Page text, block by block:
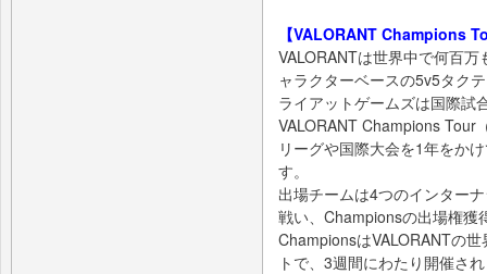
【VALORANT Champions
VALORANTは世界中で何百
ャラクターベースの5v5タク
ライアットゲームズは国際試
VALORANT Champions Tour
リーグや国際大会を1年をか
す。
出場チームは4つのインター
戦い、Championsの出場権獲
ChampionsはVALORANTの
トで、3週間にわたり開催さ